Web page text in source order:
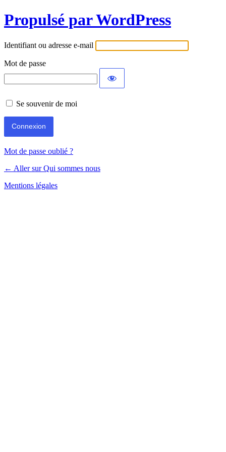
Propulsé par WordPress
Identifiant ou adresse e-mail
Mot de passe
Se souvenir de moi
Mot de passe oublié ?
← Aller sur Qui sommes nous
Mentions légales